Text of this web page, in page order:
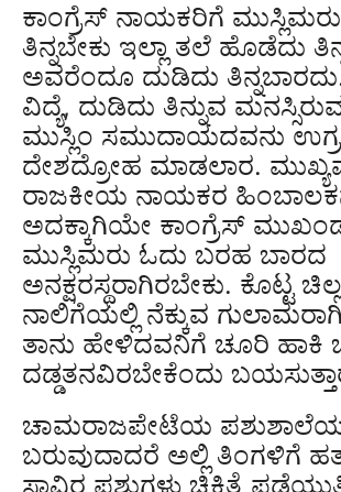
ಕಾಂಗ್ರೆಸ್ ನಾಯಕರಿಗೆ
ತಿನ್ನಬೇಕು ಇಲ್ಲಾ ತಲೆ ಹೊಡೆದು
ಅವರೆಂದೂ ದುಡಿದು
ವಿದ್ಯೆ, ದುಡಿದು ತಿನ್ನುವ
ಮುಸ್ಲಿಂ ಸಮುದಾಯದವನು
ದೇಶದ್ರೋಹ ಮಾಡಲಾರ.
ರಾಜಕೀಯ ನಾಯಕರ
ಅದಕ್ಕಾಗಿಯೇ ಕಾಂಗ್ರೆಸ್
ಮುಸ್ಲಿಮರು ಓದು ಬರಹ ಬಾರದ
ಅನಕ್ಷರಸ್ಥರಾಗಿರಬೇಕು. ಕೊಟ್ಟ
ನಾಲಿಗೆಯಲ್ಲಿ ನೆಕ್ಕುವ
ತಾನು ಹೇಳಿದವನಿಗೆ ಚೂರಿ ಹಾಕಿ
ದಡ್ಡತನವಿರಬೇಕೆಂದು
ಚಾಮರಾಜಪೇಟೆಯ
ಬರುವುದಾದರೆ ಅಲ್ಲಿ ತಿಂಗಳಿಗೆ
ಸಾವಿರ ಪಶುಗಳು ಚಿಕಿತ್ಸೆ